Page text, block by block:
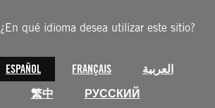
¿En qué idioma desea utilizar este sitio?
ESPAÑOL FRANÇAIS
العربية
繁中 РУССКИЙ